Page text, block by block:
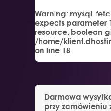
Warning:
expects parameter
resource, boolean
/home/
on line 18
Darmowa
przy zamówieniu